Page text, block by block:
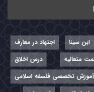
ابن سینا
اجتهاد در معارف
متعالیه
درس اخلاق
آموزش تخصصی فلسفه اسلامی